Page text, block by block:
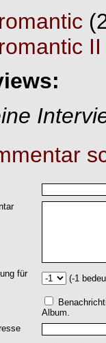
II
für
(-1
Album.